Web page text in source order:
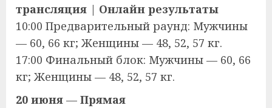
трансляция | Онлайн результаты
10:00 Предварительный раунд: Мужчины
— 60, 66 кг; Женщины — 48, 52, 57 кг.
17:00 Финальный блок: Мужчины — 60, 66
кг; Женщины — 48, 52, 57 кг.
20 июня — Прямая